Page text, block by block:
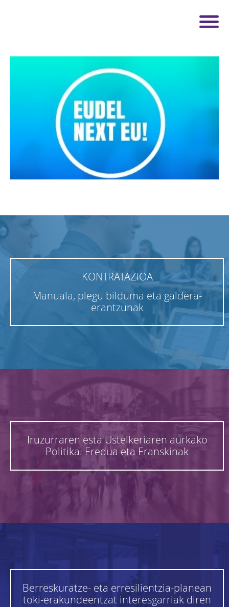
Hasiera
Laguntzak
KONTRATAZIOA
Manuala, plegu bilduma eta galdera-
erantzunak
Iruzurraren esta Ustelkeriaren aurkako
Politika. Eredua eta Eranskinak
Berreskuratze- eta erresilientzia-planean
toki-erakundeentzat interesgarriak diren